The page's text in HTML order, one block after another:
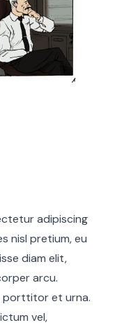
adipiscing
nisl pretium, eu
diam elit,
arcu.
porttitor et urna.
vel,